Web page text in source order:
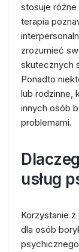
stosuje
terapia
zrozumieć
skutecznych
Ponadto
lub rodzinne,
innych osób
problemami.
usług
Korzystanie
dla osób